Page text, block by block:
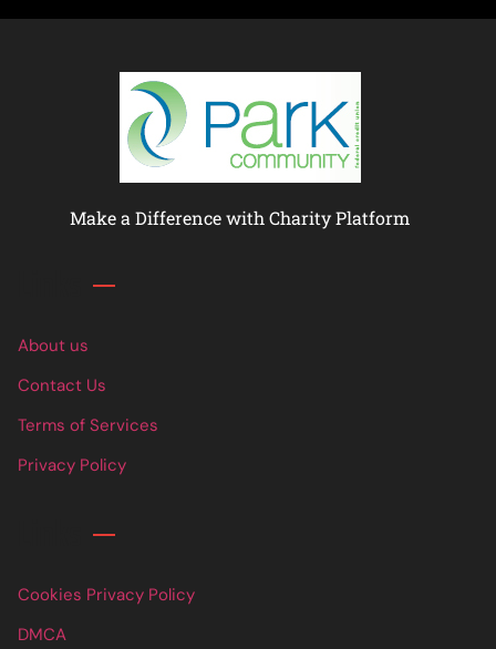
Make a Difference with Charity Platform
About us
Contact Us
Terms of Services
Privacy Policy
Cookies Privacy Policy
DMCA